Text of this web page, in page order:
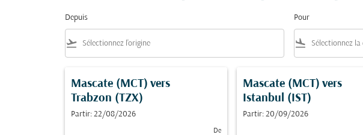
Depuis
flight_takeoff
Pour
flight_land
Mascate (MCT) vers
Trabzon (TZX)
Partir: 22/08/2026
De
Mascate (MCT) vers
Istanbul (IST)
Partir: 20/09/2026